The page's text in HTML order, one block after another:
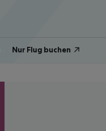
Nur Flug buchen